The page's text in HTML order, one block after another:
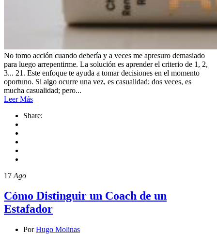
No tomo acción cuando debería y a veces me apresuro demasiado
para luego arrepentirme. La solución es aprender el criterio de 1, 2,
3... 21. Este enfoque te ayuda a tomar decisiones en el momento
oportuno. Si algo ocurre una vez, es casualidad; dos veces, es
mucha casualidad; pero...
Leer Más
Share:
17 Ago
Cómo Distinguir un Coach de un
Estafador
Por Hugo Molinas